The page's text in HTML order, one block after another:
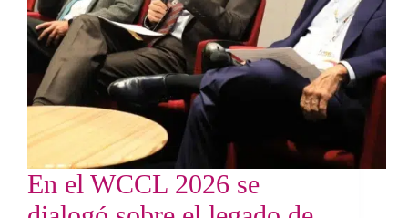
En el WCCL 2026 se